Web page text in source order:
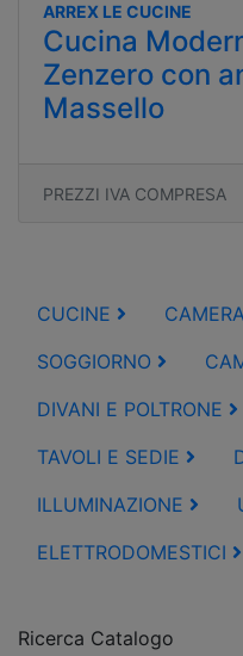
ARREX LE CUCINE
Cucina
Zenzero con
Massello
PREZZI IVA COMPRESA
CUCINE
SOGGIORNO
DIVANI E POLTRONE
TAVOLI E SEDIE
ILLUMINAZIONE
ELETTRODOMESTICI
Ricerca Catalogo